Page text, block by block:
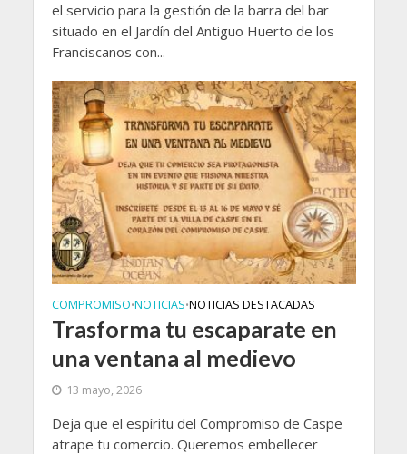
el servicio para la gestión de la barra del bar
situado en el Jardín del Antiguo Huerto de los
Franciscanos con...
COMPROMISO•NOTICIAS•NOTICIAS DESTACADAS
Trasforma tu escaparate en
una ventana al medievo
13 mayo, 2026
Deja que el espíritu del Compromiso de Caspe
atrape tu comercio. Queremos embellecer